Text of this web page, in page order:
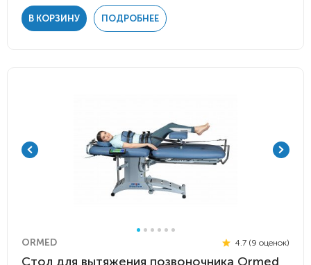
В КОРЗИНУ ПОДРОБНЕЕ
ORMED 4.7 (9 оценок)
Стол для вытяжения позвоночника Ormed